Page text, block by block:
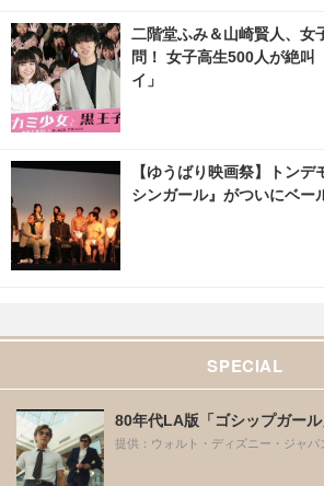
二階堂ふみ＆山崎賢人、女
問！ 女子高生500人が絶叫
イ」
【ゆうばり映画祭】トン
シンガール』がついにベー
SPECIAL
80年代LA版「ゴシップガー
提供：ウォルト・ディズニー・ジャパ